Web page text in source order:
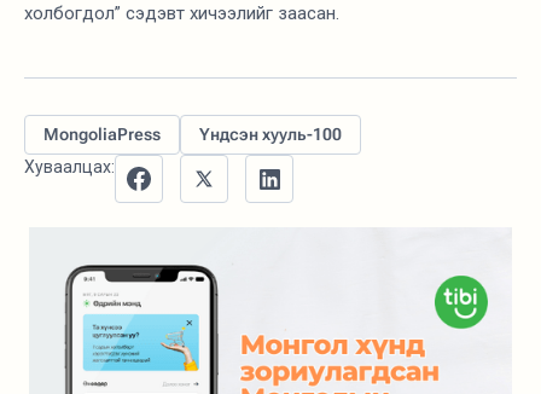
холбогдол” сэдэвт хичээлийг заасан.
MongoliaPress
Үндсэн хууль-100
Хуваалцах: